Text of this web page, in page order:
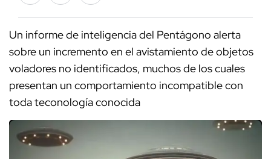
Un informe de inteligencia del Pentágono alerta
sobre un incremento en el avistamiento de objetos
voladores no identificados, muchos de los cuales
presentan un comportamiento incompatible con
toda teconología conocida